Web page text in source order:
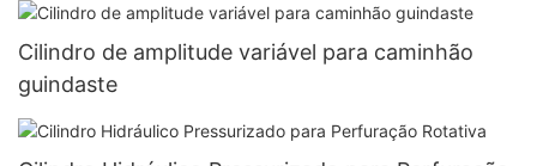
Cilindro de amplitude variável para caminhão
guindaste